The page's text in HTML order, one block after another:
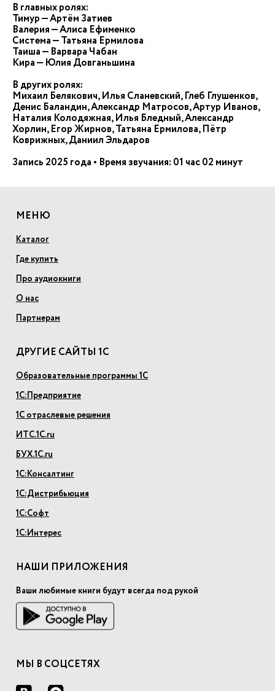
В главных ролях:
Тимур — Артём Затиев
Валерия — Алиса Ефименко
Система — Татьяна Ермилова
Таиша — Варвара Чабан
Кира — Юлия Довганьшина
В других ролях:
Михаил Белякович, Илья Сланевский, Глеб Глушенков,
Денис Баландин, Александр Матросов, Артур Иванов,
Наталия Колодяжная, Илья Бледный, Александр
Хорлин, Егор Жирнов, Татьяна Ермилова, Пётр
Коврижных, Даниил Эльдаров
Запись 2025 года • Время звучания: 01 час 02 минут
МЕНЮ
Каталог
Где купить
Про аудиокниги
О нас
Партнерам
ДРУГИЕ САЙТЫ 1С
Образовательные программы 1С
1С:Предприятие
1С отраслевые решения
ИТС.1С.ru
БУХ.1С.ru
1С:Консалтинг
1С:Дистрибьюция
1С:Софт
1С:Интерес
НАШИ ПРИЛОЖЕНИЯ
Ваши любимые книги будут всегда под рукой
МЫ В СОЦСЕТЯХ